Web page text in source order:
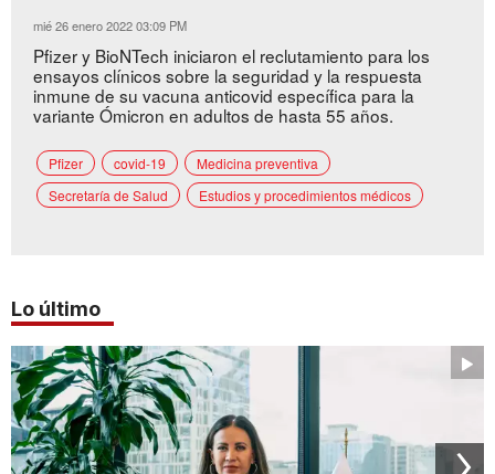
mié 26 enero 2022 03:09 PM
Pfizer y BioNTech iniciaron el reclutamiento para los
ensayos clínicos sobre la seguridad y la respuesta
inmune de su vacuna anticovid específica para la
variante Ómicron en adultos de hasta 55 años.
Pfizer covid-19
Medicina preventiva
Secretaría de Salud
Estudios y procedimientos médicos
Lo último